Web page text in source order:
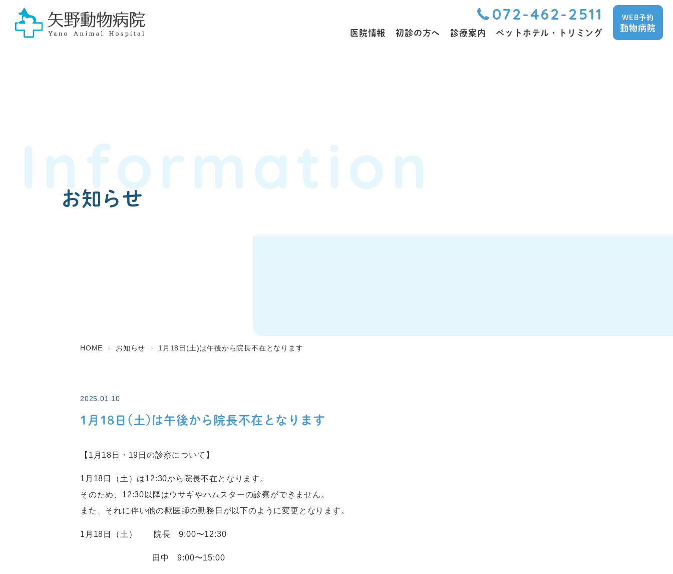
072-462-2511
医院情報 初診の方へ 診療案内 ペットホテル・トリミング
WEB予約
動物病院
お知らせ
Information
HOME お知らせ 1月18日(土)は午後から院長不在となります
2025.01.10
1月18日(土)は午後から院長不在となります
【1月18日・19日の診察について】
1月18日（土）は12:30から院長不在となります。
そのため、12:30以降はウサギやハムスターの診察ができません。
また、それに伴い他の獣医師の勤務日が以下のように変更となります。
1月18日（土） 院長 9:00〜12:30
田中 9:00〜15:00